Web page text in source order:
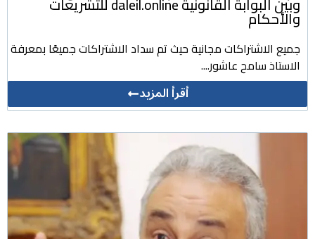
والأحكام
جميع الاشتراكات مجانية حيث تم سداد الاشتراكات جميعًا بمعرفة
الاستاذ سامح عاشور....
أقرأ المزيد